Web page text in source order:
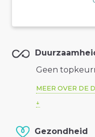
Geen
MEER OVER DE
Gezondheid